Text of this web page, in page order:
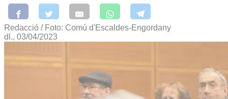
Redacció / Foto: Comú d'Escaldes-Engordany
dl., 03/04/2023